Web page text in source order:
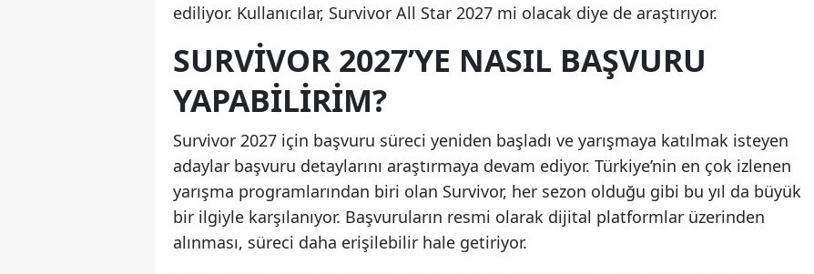
Kastamonu
Kırklareli
Kırşehir
Kocaeli
ediliyor. Kullanıcılar, Survivor All Star 2027 mi olacak diye de araştırıyor.
SURVIVOR 2027’YE NASIL BAŞVURU
YAPABILIRIM?
Survivor 2027 için başvuru süreci yeniden başladı ve yarışmaya katılmak isteyen
adaylar başvuru detaylarını araştırmaya devam ediyor. Türkiye’nin en çok izlenen
yarışma programlarından biri olan Survivor, her sezon olduğu gibi bu yıl da büyük
bir ilgiyle karşılanıyor. Başvuruların resmi olarak dijital platformlar üzerinden
alınması, süreci daha erişilebilir hale getiriyor.